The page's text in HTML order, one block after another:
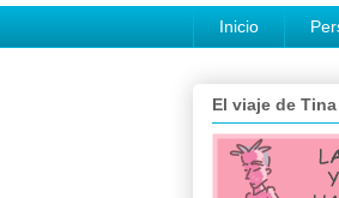
Inicio
El viaje de